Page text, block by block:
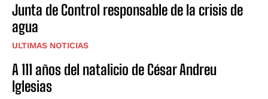
Junta de Control responsable de la crisis de
agua
ULTIMAS NOTICIAS
A 111 años del natalicio de César Andreu
Iglesias